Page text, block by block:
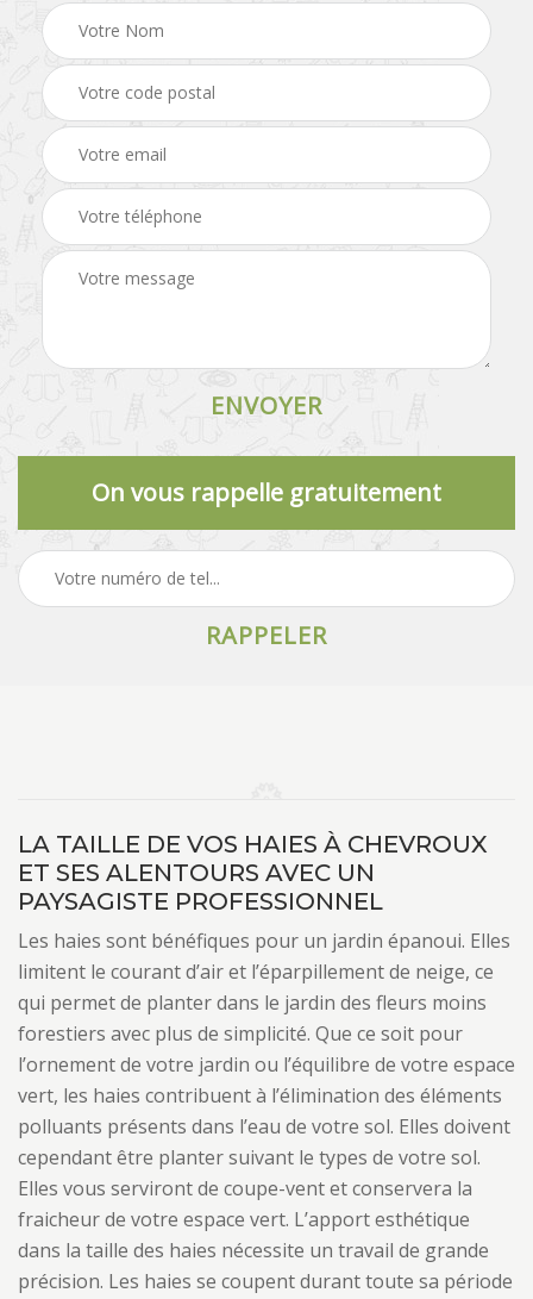
On vous rappelle gratuitement
LA TAILLE DE VOS HAIES À CHEVROUX
ET SES ALENTOURS AVEC UN
PAYSAGISTE PROFESSIONNEL
Les haies sont bénéfiques pour un jardin épanoui. Elles
limitent le courant d’air et l’éparpillement de neige, ce
qui permet de planter dans le jardin des fleurs moins
forestiers avec plus de simplicité. Que ce soit pour
l’ornement de votre jardin ou l’équilibre de votre espace
vert, les haies contribuent à l’élimination des éléments
polluants présents dans l’eau de votre sol. Elles doivent
cependant être planter suivant le types de votre sol.
Elles vous serviront de coupe-vent et conservera la
fraicheur de votre espace vert. L’apport esthétique
dans la taille des haies nécessite un travail de grande
précision. Les haies se coupent durant toute sa période